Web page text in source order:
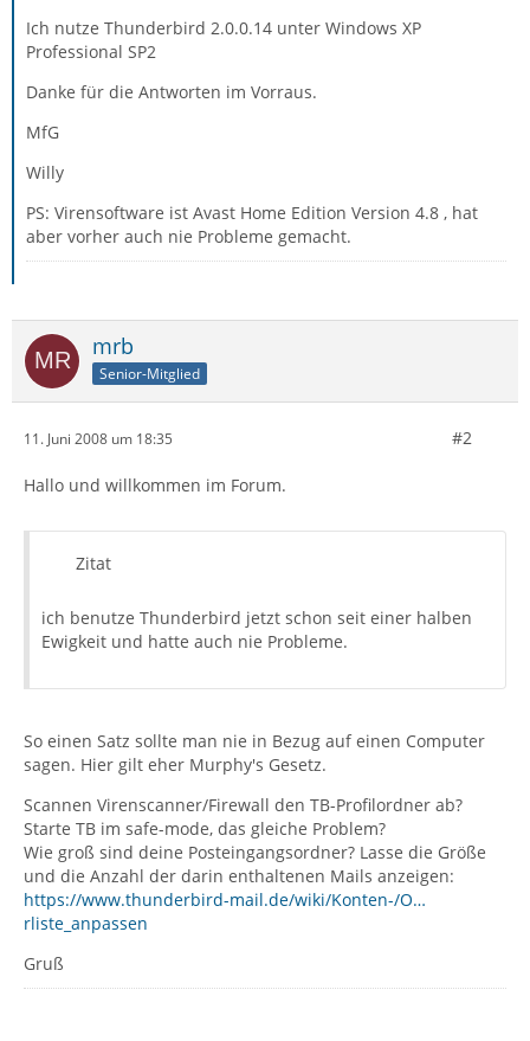
Ich nutze Thunderbird 2.0.0.14 unter Windows XP
Professional SP2
Danke für die Antworten im Vorraus.
MfG
Willy
PS: Virensoftware ist Avast Home Edition Version 4.8 , hat
aber vorher auch nie Probleme gemacht.
mrb
Senior-Mitglied
11. Juni 2008 um 18:35 #2
Hallo und willkommen im Forum.
Zitat
ich benutze Thunderbird jetzt schon seit einer halben
Ewigkeit und hatte auch nie Probleme.
So einen Satz sollte man nie in Bezug auf einen Computer
sagen. Hier gilt eher Murphy's Gesetz.
Scannen Virenscanner/Firewall den TB-Profilordner ab?
Starte TB im safe-mode, das gleiche Problem?
Wie groß sind deine Posteingangsordner? Lasse die Größe
und die Anzahl der darin enthaltenen Mails anzeigen:
https://www.thunderbird-mail.de/wiki/Konten-/O…
rliste_anpassen
Gruß